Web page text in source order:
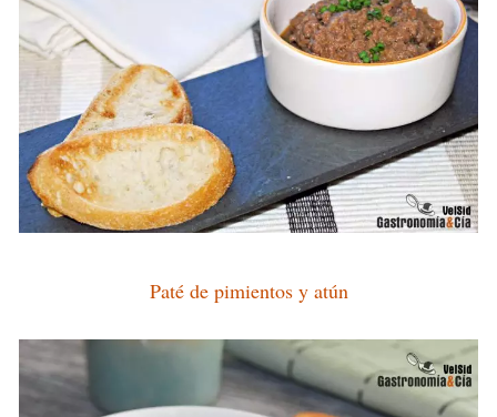
Paté de pimientos y atún